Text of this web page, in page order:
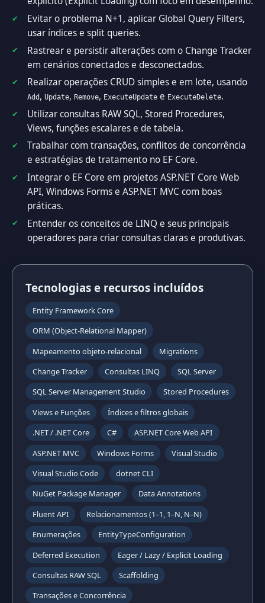
Evitar o problema N+1, aplicar Global Query Filters,
usar índices e split queries.
Rastrear e persistir alterações com o Change Tracker
em cenários conectados e desconectados.
Realizar operações CRUD simples e em lote, usando
Add, Update, Remove, ExecuteUpdatee ExecuteDelete.
Utilizar consultas RAW SQL, Stored Procedures,
Views, funções escalares e de tabela.
Trabalhar com transações, conflitos de concorrência
e estratégias de tratamento no EF Core.
Integrar o EF Core em projetos ASP.NET Core Web
API, Windows Forms e ASP.NET MVC com boas
práticas.
Entender os conceitos de LINQ e seus principais
operadores para criar consultas claras e produtivas.
Tecnologias e recursos incluídos
Entity Framework Core
ORM (Object-Relational Mapper)
Mapeamento objeto-relacional
Migrations
Change Tracker
Consultas LINQ
SQL Server
SQL Server Management Studio
Stored Procedures
Views e Funções
Índices e filtros globais
.NET / .NET Core
C#
ASP.NET Core Web API
ASP.NET MVC
Windows Forms
Visual Studio
Visual Studio Code
dotnet CLI
NuGet Package Manager
Data Annotations
Fluent API
Relacionamentos (1–1, 1–N, N–N)
Enumerações
EntityTypeConfiguration
Deferred Execution
Eager / Lazy / Explicit Loading
Consultas RAW SQL
Scaffolding
Transações e Concorrência